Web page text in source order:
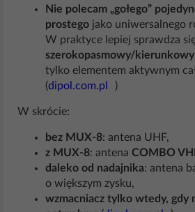
Nie polecam „gołego”
prostego jako uniwersalnego
W praktyce lepiej sprawdza
szerokopasmowy/kierunkowy
tylko elementem aktywnym
(dipol.com.pl )
W skrócie:
bez MUX-8: antena UHF,
z MUX-8: antena COMBO
daleko od nadajnika: antena
o większym zysku,
wzmacniacz tylko wtedy, gdy